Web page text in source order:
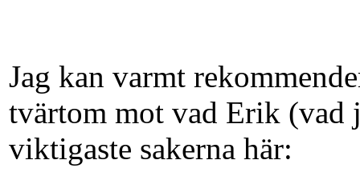
Jag kan varmt
tvärtom mot vad Erik (vad
viktigaste sakerna här: